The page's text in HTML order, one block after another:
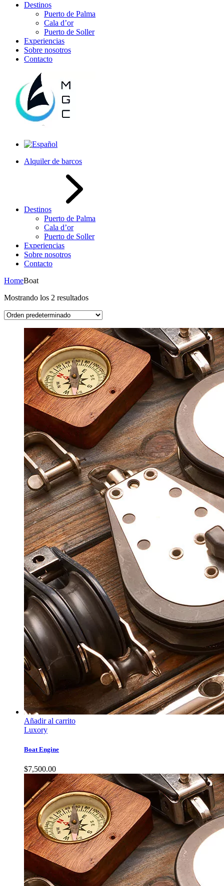
Destinos
Puerto de Palma
Cala d’or
Puerto de Soller
Experiencias
Sobre nosotros
Contacto
Alquiler de barcos
Destinos
Puerto de Palma
Cala d’or
Puerto de Soller
Experiencias
Sobre nosotros
Contacto
HomeBoat
Mostrando los 2 resultados
Añadir al carrito
Luxory
Boat Engine
$7,500.00